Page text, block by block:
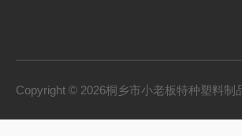
Copyright © 2026桐乡市小老板特种塑料